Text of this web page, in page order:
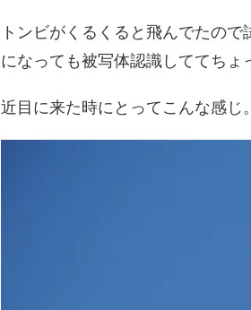
トンビがくるくると飛んでたの
になっても被写体認識しててちょ
近目に来た時にとってこんな感じ。